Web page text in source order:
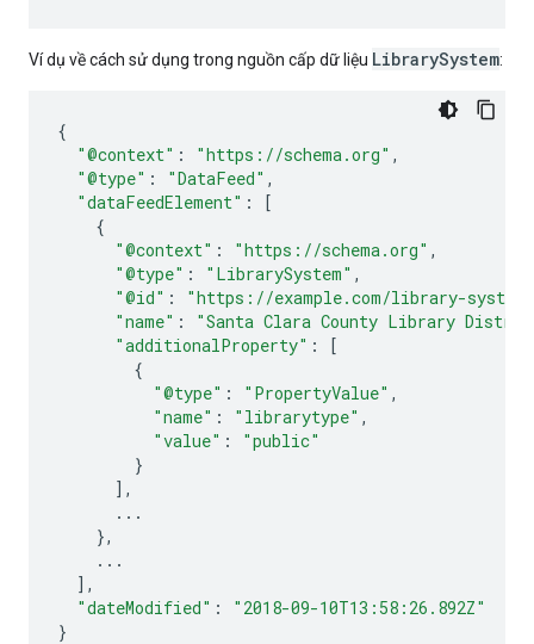
Ví dụ về cách sử dụng trong nguồn cấp dữ liệu LibrarySystem:
{
"@context" : "https://schema.org" ,
"@type" : "DataFeed" ,
"dataFeedElement" :
[
{
"@context" : "https://schema.org" ,
"@type" : "LibrarySystem" ,
"@id" :
"https://example.com/library-
"name" :
"Santa Clara County Library
"additionalProperty" :
[
{
"@type" : "PropertyValue" ,
"name" : "librarytype" ,
"value" :
"public"
}
],
...
},
...
],
"dateModified" :
"2018-09-10T13:58:26.892Z"
}